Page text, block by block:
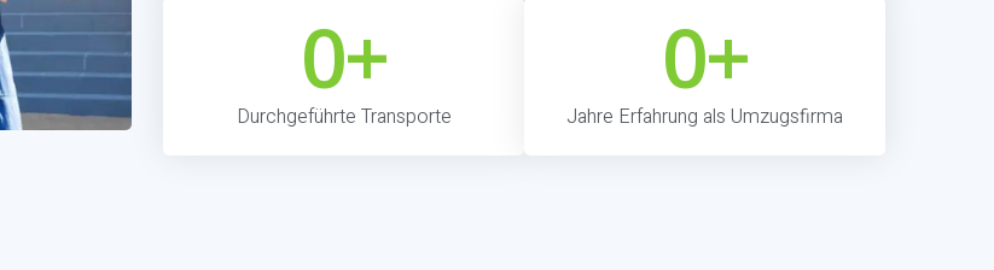
Durchgeführte Transporte
0+
Jahre Erfahrung als Umzugsfirma
0+